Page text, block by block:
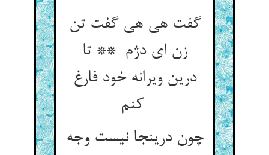
گفت هی هی گفت تن
زن ای دژم ** تا
درین ویرانه خود فارغ
چون درینجا نیست وجه